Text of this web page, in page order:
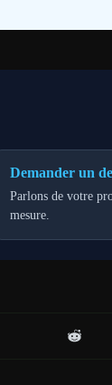
Demander un
Parlons de votre
mesure.